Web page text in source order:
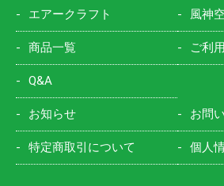
エアークラフト 風神
商品一覧 ご利
Q&A
お知らせ お問
特定商取引について 個人